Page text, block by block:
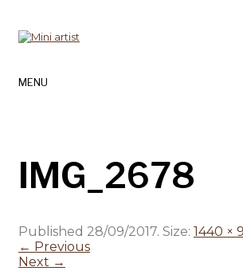
MENU
IMG_2678
Published 28/09/2017. Size: 1440 ×
← Previous
Next →